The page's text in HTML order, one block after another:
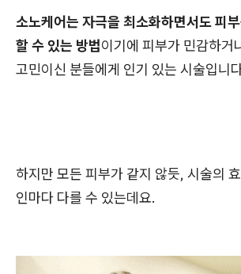
소노케어는 자극을 최소화하면서도 피
할 수 있는 방법이기에 피부가 민감하거
고민이신 분들에게 인기 있는 시술입니
하지만 모든 피부가 같지 않듯, 시술의
인마다 다를 수 있는데요.